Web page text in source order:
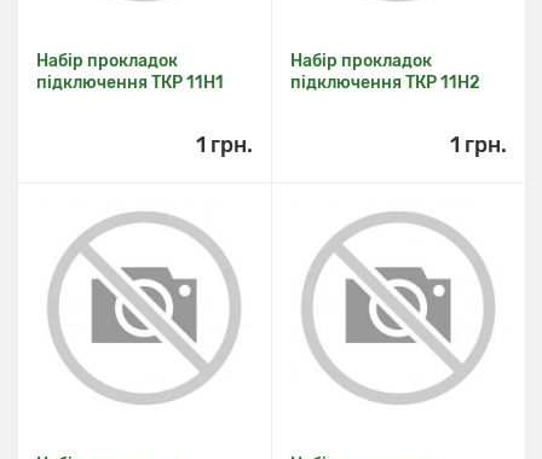
Набір прокладок
підключення ТКР 11Н1
1 грн.
Набір прокладок
підключення ТКР 11Н2
1 грн.